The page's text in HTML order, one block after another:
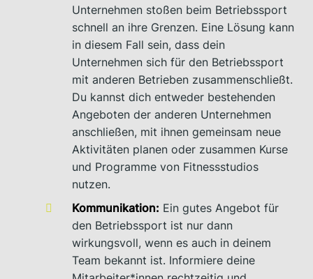
Unternehmen stoßen beim Betriebssport
schnell an ihre Grenzen. Eine Lösung kann
in diesem Fall sein, dass dein
Unternehmen sich für den Betriebssport
mit anderen Betrieben zusammenschließt.
Du kannst dich entweder bestehenden
Angeboten der anderen Unternehmen
anschließen, mit ihnen gemeinsam neue
Aktivitäten planen oder zusammen Kurse
und Programme von Fitnessstudios
nutzen.
Kommunikation: Ein gutes Angebot für
den Betriebssport ist nur dann
wirkungsvoll, wenn es auch in deinem
Team bekannt ist. Informiere deine